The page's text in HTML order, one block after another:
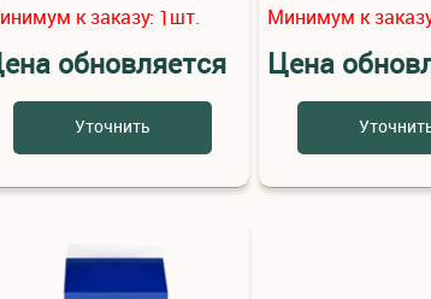
к заказу: 1шт.
обновляется
Уточнить
Минимум к
Цена